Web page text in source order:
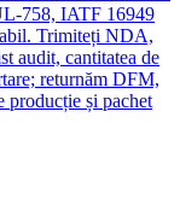
758, IATF 16949
Trimiteți NDA,
audit, cantitatea de
returnăm DFM,
producție și pachet